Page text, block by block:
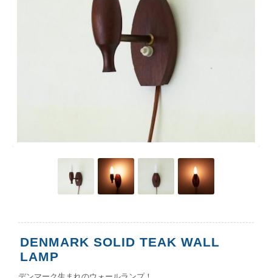
DENMARK SOLID TEAK WALL
LAMP
デンマーク生まれのウォールランプ！